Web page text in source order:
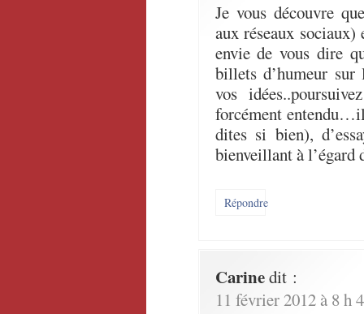
Je vous découvre
aux réseaux
envie de vous dire
billets d’humeur
vos
forcément
dites si bien),
bienveillant à
Répondre
Carinedit :
11 février 2012 à 8 h